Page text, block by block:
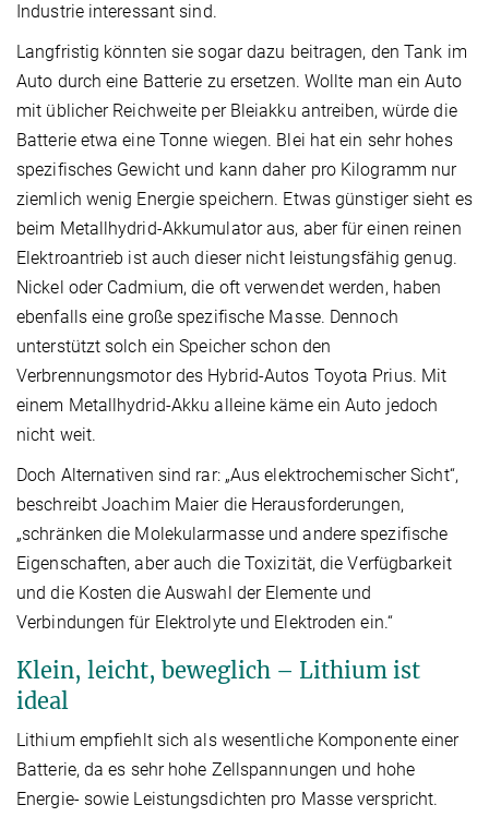
Industrie interessant sind.
Langfristig könnten sie sogar dazu beitragen, den Tank im
Auto durch eine Batterie zu ersetzen. Wollte man ein Auto
mit üblicher Reichweite per Bleiakku antreiben, würde die
Batterie etwa eine Tonne wiegen. Blei hat ein sehr hohes
spezifisches Gewicht und kann daher pro Kilogramm nur
ziemlich wenig Energie speichern. Etwas günstiger sieht es
beim Metallhydrid-Akkumulator aus, aber für einen reinen
Elektroantrieb ist auch dieser nicht leistungsfähig genug.
Nickel oder Cadmium, die oft verwendet werden, haben
ebenfalls eine große spezifische Masse. Dennoch
unterstützt solch ein Speicher schon den
Verbrennungsmotor des Hybrid-Autos Toyota Prius. Mit
einem Metallhydrid-Akku alleine käme ein Auto jedoch
nicht weit.
Doch Alternativen sind rar: „Aus elektrochemischer Sicht“,
beschreibt Joachim Maier die Herausforderungen,
„schränken die Molekularmasse und andere spezifische
Eigenschaften, aber auch die Toxizität, die Verfügbarkeit
und die Kosten die Auswahl der Elemente und
Verbindungen für Elektrolyte und Elektroden ein.“
Klein, leicht, beweglich – Lithium ist
ideal
Lithium empfiehlt sich als wesentliche Komponente einer
Batterie, da es sehr hohe Zellspannungen und hohe
Energie- sowie Leistungsdichten pro Masse verspricht.